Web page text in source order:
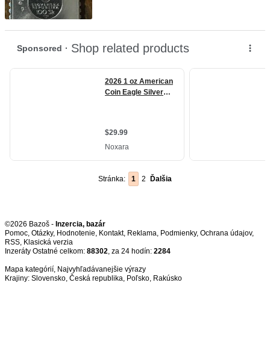
Stránka: 1 2 Ďalšia
©2026 Bazoš - Inzercia, bazár
Pomoc, Otázky, Hodnotenie, Kontakt, Reklama, Podmienky, Ochrana údajov,
RSS,
Inzeráty Ostatné celkom: 88302, za 24 hodín: 2284
Mapa kategórií, Najvyhľadávanejšie výrazy
Krajiny: Slovensko, Česká republika, Poľsko, Rakúsko